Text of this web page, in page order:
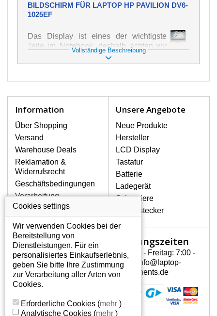
BILDSCHIRM FÜR LAPTOP HP PAVILION DV6-
1025EF
Das Display ist eines der wichtigste
Teile im Notebook, deshalb achten wir
auf höchste Qualität dieses Ersatzteils.
Er dient zur Darstellung von Texten und
schnell, deshalb ist es wichtig, mit dem
Zu den häufigsten Beschädigungen
gehören mechanische Schäden, z. B.
ein geborstenes Display oder Risse.
Ferner senkrechte Streifen, das Display
leuchtet nicht, blinkt unregelmäßig oder
ist ungleichmäßig hell.
LCD DISPLAYS HP PAVILION
DV6-1025EF VON HÖCHSTER
Originaldisplays, die die hohe
Qualitätsklasse A+ erfüllen, also
ohne mangelhafte Pixel, und
zwar über die gesamte
Garantiezeit.
WIE KÖNNEN SIE FESTSTELLEN,
WELCHES DISPLAY SIE FÜR IHREN
NOTEBOOK BRAUCHEN HP PAVILION
Vollständige Beschreibung
Information
Über Shopping
Versand
Warehouse Deals
Reklamation &
Widerrufsrecht
Geschäftsbedingungen
Verarbeitung
personenbezogener
Daten
Über uns - Impressum
Unsere Angebote
Neue Produkte
Hersteller
LCD Display
Tastatur
Batterie
Ladegerät
Scharniere
Gerätestecker
Mein Konto
Mein Konto
Persönliche Daten
Addressen
Öffnungszeiten
Montag - Freitag: 7:00 -
15:30 info@laptop-
components.de
Cookies settings
Wir verwenden Cookies bei der
Bereitstellung von
Dienstleistungen. Für ein
personalisiertes Einkaufserlebnis,
geben Sie bitte Ihre Zustimmung
zur Verarbeitung aller Arten von
Cookies.
Erforderliche Cookies (mehr )
Analytische Cookies (mehr )